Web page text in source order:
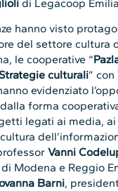
di Legacoop
hanno visto
del settore cultura
le cooperative “
culturali” con
evidenziato
forma
legati ai media, ai
Vanni
Modena e Reggio
Barni,